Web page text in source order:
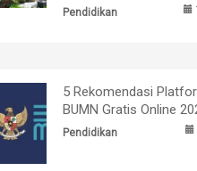
Pendidikan
5 Rekomendasi
BUMN Gratis Online
Pendidikan